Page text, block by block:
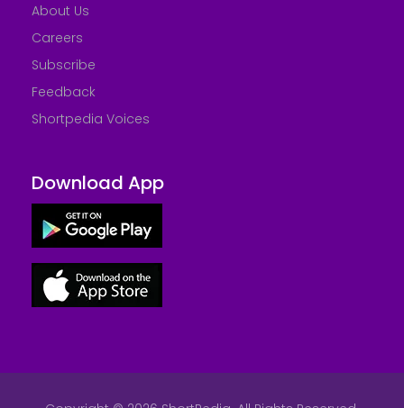
About Us
Careers
Subscribe
Feedback
Shortpedia Voices
Download App